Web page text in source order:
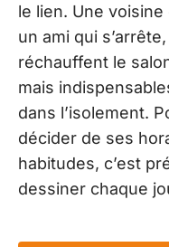
le lien. Une
un ami qui
réchauffent le
mais
dans l’isolement.
décider de ses
habitudes, c’est
dessiner chaque